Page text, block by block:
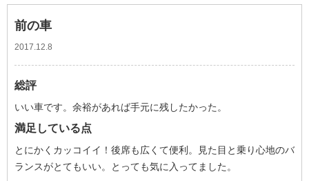
前の車
2017.12.8
総評
いい車です。余裕があれば手元に残したかった。
満足している点
とにかくカッコイイ！後席も広くて便利。見た目と乗り心地のバ
ランスがとてもいい。とっても気に入ってました。